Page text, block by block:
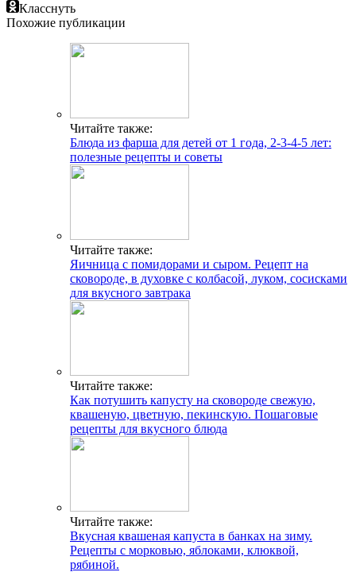
Класснуть
Похожие публикации
Читайте также:
Блюда из фарша для детей от 1 года, 2-3-4-5 лет:
полезные рецепты и советы
Читайте также:
Яичница с помидорами и сыром. Рецепт на
сковороде, в духовке с колбасой, луком, сосисками
для вкусного завтрака
Читайте также:
Как потушить капусту на сковороде свежую,
квашеную, цветную, пекинскую. Пошаговые
рецепты для вкусного блюда
Читайте также:
Вкусная квашеная капуста в банках на зиму.
Рецепты с морковью, яблоками, клюквой,
рябиной.